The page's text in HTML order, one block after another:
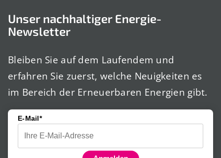
Unser nachhaltiger Energie-
Newsletter
Bleiben Sie auf dem Laufendem und
erfahren Sie zuerst, welche Neuigkeiten es
im Bereich der Erneuerbaren Energien gibt.
E-Mail*